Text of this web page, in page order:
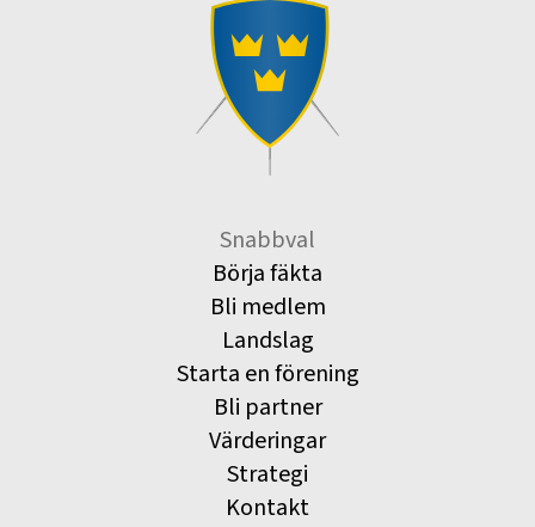
Snabbval
Börja fäkta
Bli medlem
Landslag
Starta en förening
Bli partner
Värderingar
Strategi
Kontakt